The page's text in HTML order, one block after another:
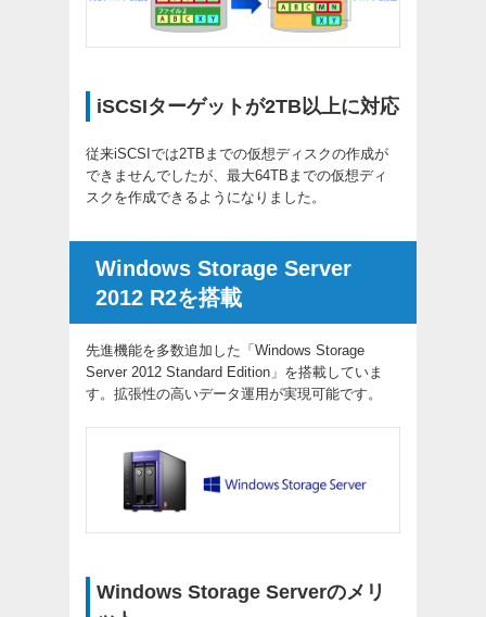
iSCSIターゲットが2TB以上に対応
従来iSCSIでは2TBまでの仮想ディスクの作成が
できませんでしたが、最大64TBまでの仮想ディ
スクを作成できるようになりました。
Windows Storage Server
2012 R2を搭載
先進機能を多数追加した「Windows Storage
Server 2012 Standard Edition」を搭載していま
す。拡張性の高いデータ運用が実現可能です。
Windows Storage Serverのメリ